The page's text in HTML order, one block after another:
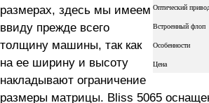
Оптический
Встроенный флоп
Особенности
Цена
размерах, здесь мы имеем
ввиду прежде всего
толщину машины, так как
на ее ширину и высоту
накладывают ограничение
размеры матрицы. Bliss 5065